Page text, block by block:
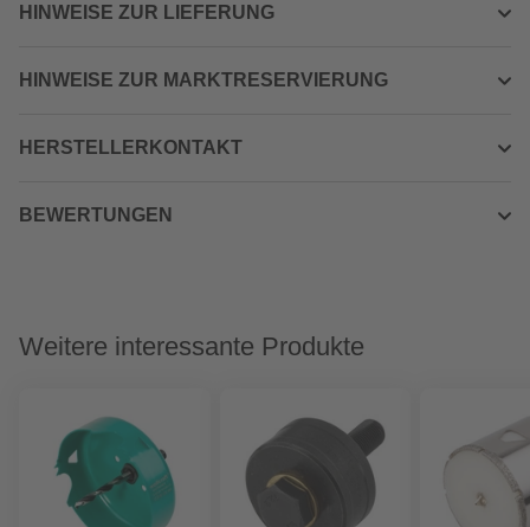
HINWEISE ZUR LIEFERUNG
HINWEISE ZUR MARKTRESERVIERUNG
HERSTELLERKONTAKT
BEWERTUNGEN
Weitere interessante Produkte